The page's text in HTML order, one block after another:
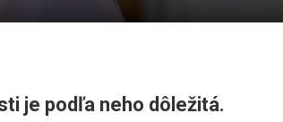
je podľa neho dôležitá.